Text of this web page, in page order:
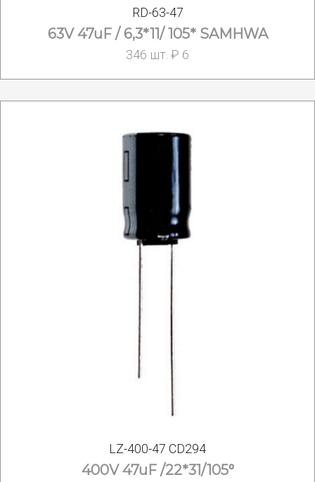
RD-63-47
63V 47uF / 6,3*11/ 105* SAMHWA
346 шт. ₽ 6
LZ-400-47 CD294
400V 47uF /22*31/105°